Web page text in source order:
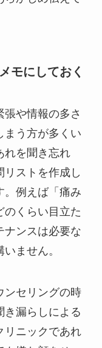
モにしておく
や情報の多さ
まう方が多くい
れを聞き忘れ
リストを作成し
。例えば「痛み
のくらい目立た
ナンスは必要な
ません。
ンセリングの時
き漏らしによる
リニックであれ